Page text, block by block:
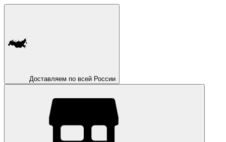
Доставляем по всей России